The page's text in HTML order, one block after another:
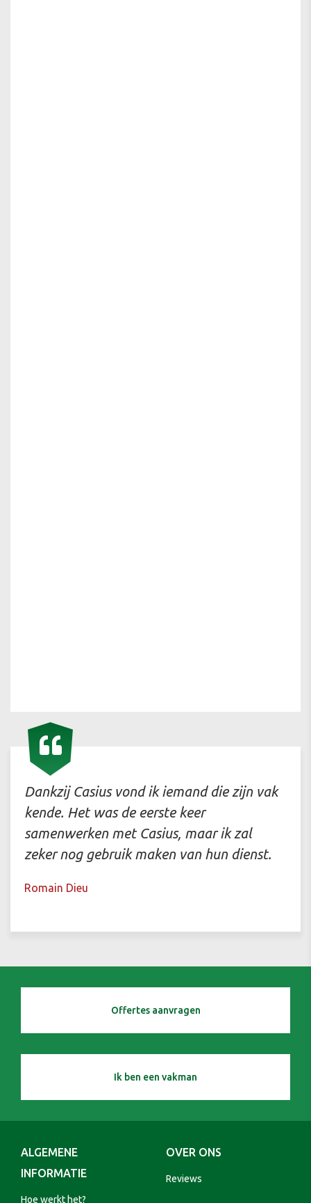
Dankzij Casius vond ik iemand die zijn vak
kende. Het was de eerste keer
samenwerken met Casius, maar ik zal
zeker nog gebruik maken van hun dienst.
Romain Dieu
Offertes aanvragen
Ik ben een vakman
ALGEMENE
INFORMATIE
Hoe werkt het?
OVER ONS
Reviews